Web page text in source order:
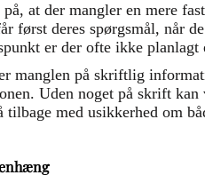
at der mangler en mere
først deres spørgsmål, når
er der ofte ikke planlagt
manglen på skriftlig
Uden noget på skrift
tilbage med usikkerhed om